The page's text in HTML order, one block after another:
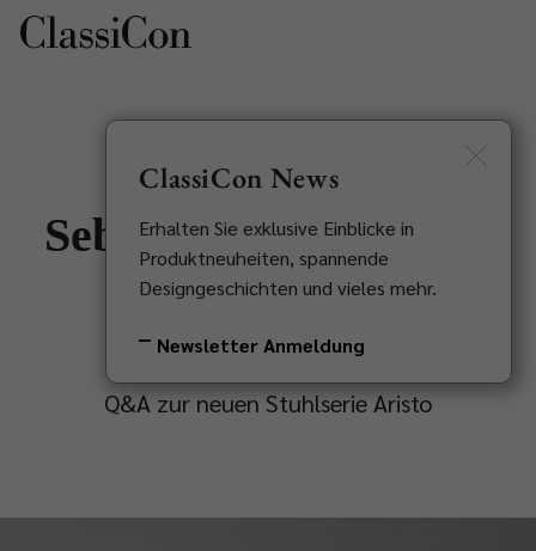
Sebastian Herkner im
Interview
Q&A zur neuen Stuhlserie Aristo
ClassiCon News
Erhalten Sie exklusive Einblicke in
Produktneuheiten, spannende
Designgeschichten und vieles mehr.
Newsletter Anmeldung